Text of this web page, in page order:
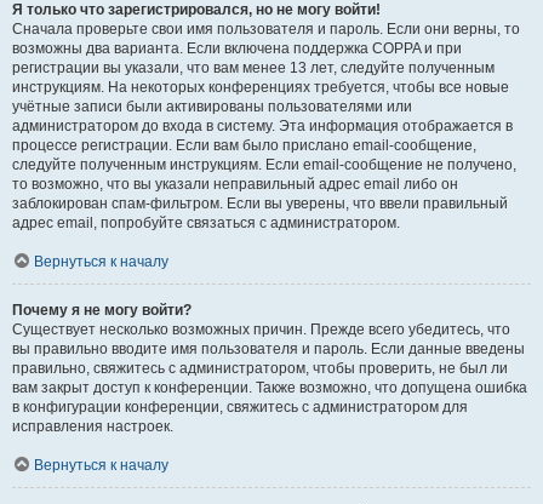
Я только что зарегистрировался, но не могу войти!
Сначала проверьте свои имя пользователя и пароль. Если они верны, то
возможны два варианта. Если включена поддержка COPPA и при
регистрации вы указали, что вам менее 13 лет, следуйте полученным
инструкциям. На некоторых конференциях требуется, чтобы все новые
учётные записи были активированы пользователями или
администратором до входа в систему. Эта информация отображается в
процессе регистрации. Если вам было прислано email-сообщение,
следуйте полученным инструкциям. Если email-сообщение не получено,
то возможно, что вы указали неправильный адрес email либо он
заблокирован спам-фильтром. Если вы уверены, что ввели правильный
адрес email, попробуйте связаться с администратором.
Вернуться к началу
Почему я не могу войти?
Существует несколько возможных причин. Прежде всего убедитесь, что
вы правильно вводите имя пользователя и пароль. Если данные введены
правильно, свяжитесь с администратором, чтобы проверить, не был ли
вам закрыт доступ к конференции. Также возможно, что допущена ошибка
в конфигурации конференции, свяжитесь с администратором для
исправления настроек.
Вернуться к началу